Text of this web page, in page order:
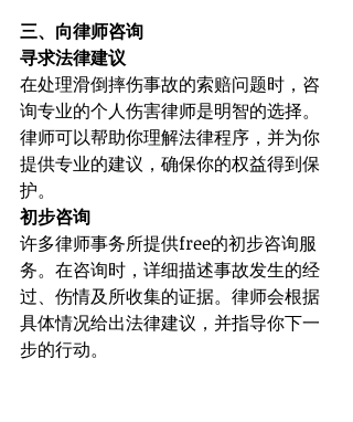
三、向律师咨询
寻求法律建议
在处理滑倒摔伤事故的索赔问题时，咨
询专业的个人伤害律师是明智的选择。
律师可以帮助你理解法律程序，并为你
提供专业的建议，确保你的权益得到保
护。
初步咨询
许多律师事务所提供free的初步咨询服
务。在咨询时，详细描述事故发生的经
过、伤情及所收集的证据。律师会根据
具体情况给出法律建议，并指导你下一
步的行动。